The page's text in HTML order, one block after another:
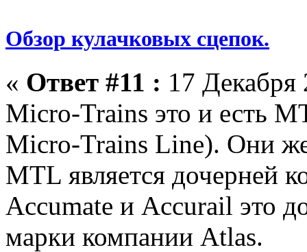
Обзор кулачковых сцепок.
« Ответ #11 : 17
Micro-Trains это и есть
Micro-Trains Line). Они
MTL является дочерней
Accumate и Accurail это
марки компании Atlas.